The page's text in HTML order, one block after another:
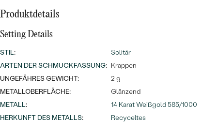
Wave Kollektion
ANSEHEN
Produktdetails
Setting Details
STIL:
Solitär
ARTEN DER SCHMUCKFASSUNG: Krappen
UNGEFÄHRES GEWICHT:
2 g
METALLOBERFLÄCHE:
Glänzend
METALL:
14 Karat Weißgold 585/1000
HERKUNFT DES METALLS: Recyceltes